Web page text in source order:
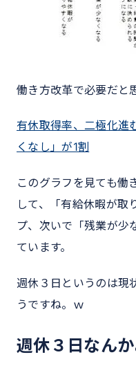
働き方改革で必要だと
有休取得率、二極化
くなし」が1割
このグラフを見ても働
して、「有給休暇が取
プ、次いで「残業が少
ています。
週休３日というのは現
うですね。ｗ
週休３日なん